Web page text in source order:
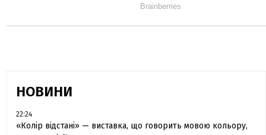
НОВИНИ
22:24
«Колір відстані» — виставка, що говорить мовою кольору,